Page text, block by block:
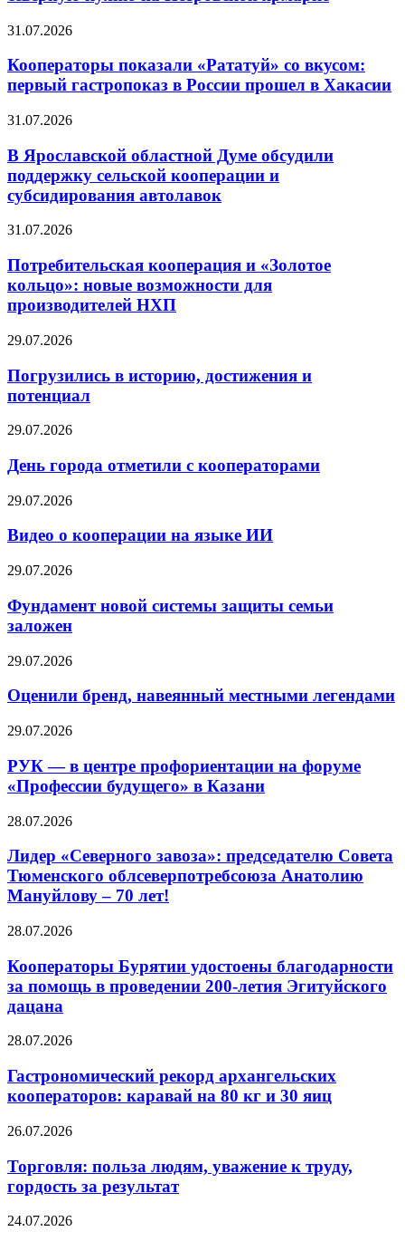
31.07.2026
Кооператоры показали «Рататуй» со вкусом:
первый гастропоказ в России прошел в Хакасии
31.07.2026
В Ярославской областной Думе обсудили
поддержку сельской кооперации и
субсидирования автолавок
31.07.2026
Потребительская кооперация и «Золотое
кольцо»: новые возможности для
производителей НХП
29.07.2026
Погрузились в историю, достижения и
потенциал
29.07.2026
День города отметили с кооператорами
29.07.2026
Видео о кооперации на языке ИИ
29.07.2026
Фундамент новой системы защиты семьи
заложен
29.07.2026
Оценили бренд, навеянный местными легендами
29.07.2026
РУК — в центре профориентации на форуме
«Профессии будущего» в Казани
28.07.2026
Лидер «Северного завоза»: председателю Совета
Тюменского облсеверпотребсоюза Анатолию
Мануйлову – 70 лет!
28.07.2026
Кооператоры Бурятии удостоены благодарности
за помощь в проведении 200-летия Эгитуйского
дацана
28.07.2026
Гастрономический рекорд архангельских
кооператоров: каравай на 80 кг и 30 яиц
26.07.2026
Торговля: польза людям, уважение к труду,
гордость за результат
24.07.2026